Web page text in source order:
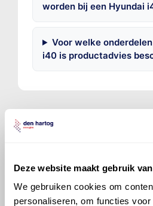
Deze website maakt gebruik
We gebruiken cookies om
personaliseren, om functies
worden bij een Hyundai
Voor welke
i40 is productadvies
informatie mag noch geheel
andere manieren worden